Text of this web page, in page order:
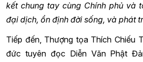
kết chung tay cùng Chính phủ và
đại dịch, ổn định đời sống, và phát
Tiếp đến, Thượng tọa Thích Chiếu
đức tuyên đọc Diễn Văn Phật